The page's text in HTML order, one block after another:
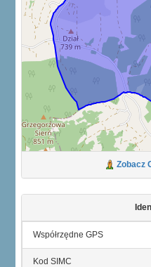
Zobacz
Współrzędne GPS
Kod SIMC